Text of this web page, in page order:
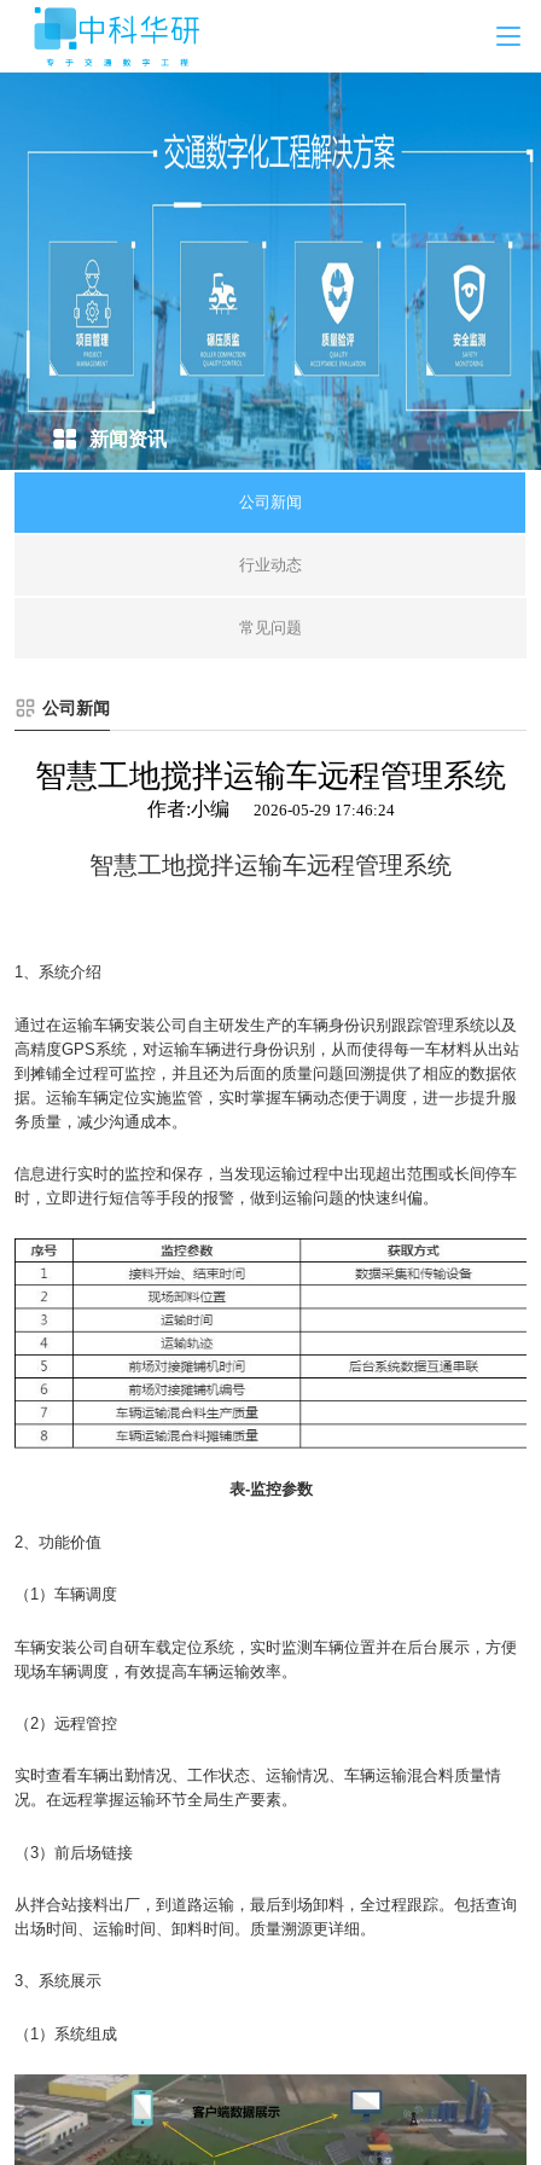
新闻资讯
公司新闻
行业动态
常见问题
公司新闻
智慧工地搅拌运输车远程管理系统
作者:小编 2026-05-29 17:46:24
智慧工地搅拌运输车远程管理系统
1、系统介绍
通过在运输车辆安装公司自主研发生产的车辆身份识别跟踪管理系统以及
高精度GPS系统，对运输车辆进行身份识别，从而使得每一车材料从出站
到摊铺全过程可监控，并且还为后面的质量问题回溯提供了相应的数据依
据。运输车辆定位实施监管，实时掌握车辆动态便于调度，进一步提升服
务质量，减少沟通成本。
信息进行实时的监控和保存，当发现运输过程中出现超出范围或长间停车
时，立即进行短信等手段的报警，做到运输问题的快速纠偏。
表-监控参数
2、功能价值
（1）车辆调度
车辆安装公司自研车载定位系统，实时监测车辆位置并在后台展示，方便
现场车辆调度，有效提高车辆运输效率。
（2）远程管控
实时查看车辆出勤情况、工作状态、运输情况、车辆运输混合料质量情
况。在远程掌握运输环节全局生产要素。
（3）前后场链接
从拌合站接料出厂，到道路运输，最后到场卸料，全过程跟踪。包括查询
出场时间、运输时间、卸料时间。质量溯源更详细。
3、系统展示
（1）系统组成